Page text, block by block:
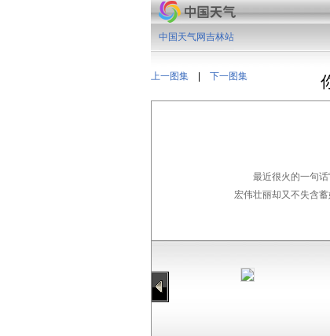
上一图集 下一图集
中国天气网吉林站
最近很火的一句
宏伟壮丽却又不失含